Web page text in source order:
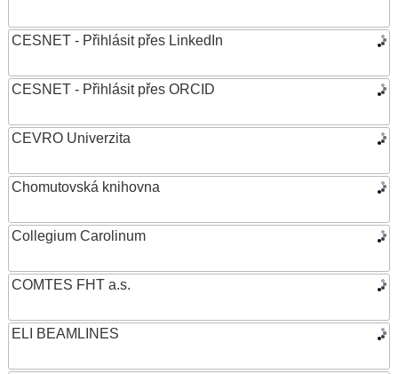
CESNET - Přihlásit přes LinkedIn
CESNET - Přihlásit přes ORCID
CEVRO Univerzita
Chomutovská knihovna
Collegium Carolinum
COMTES FHT a.s.
ELI BEAMLINES